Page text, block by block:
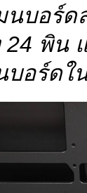
นบอร์
24 พิน
บอร์ด